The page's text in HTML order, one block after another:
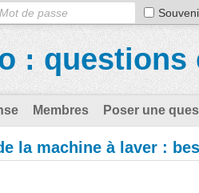
: questions
Membres Poser une
la machine à laver :